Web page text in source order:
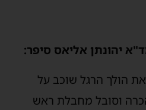
יהונתן אליאס סיפר:
הולך הרגל שוכב על
וסובל מחבלת ראש